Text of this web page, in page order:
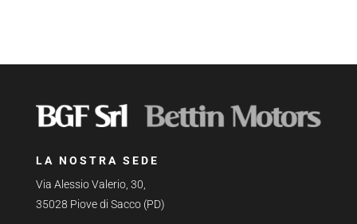
LA NOSTRA SEDE
Via Alessio Valerio, 30,
35028 Piove di Sacco (PD)